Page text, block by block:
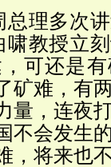
理多次讲
啸教授立
可还是
矿难，有
量，连夜
不会发生
，将来也